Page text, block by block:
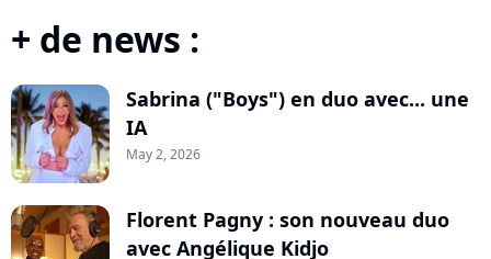
+ de news :
Sabrina ("Boys") en duo avec... une
IA
May 2, 2026
Florent Pagny : son nouveau duo
avec Angélique Kidjo